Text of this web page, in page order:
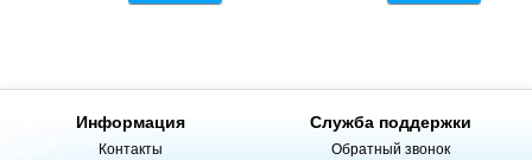
Информация
Контакты
Служба поддержки
Обратный звонок